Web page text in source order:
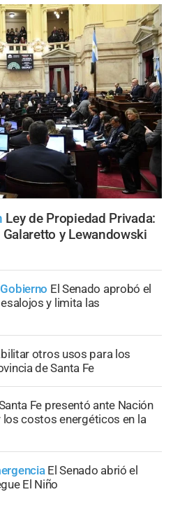
Ley de Propiedad Privada:
y Lewandowski
El Senado aprobó el
y limita las
otros usos para los
de Santa Fe
Fe presentó ante Nación
costos energéticos en la
El Senado abrió el
El Niño